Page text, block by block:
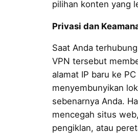
pilihan konten yang
Privasi dan
Saat Anda
VPN tersebut
alamat IP baru ke PC
menyembunyikan
sebenarnya Anda.
mencegah situs web,
pengiklan, atau